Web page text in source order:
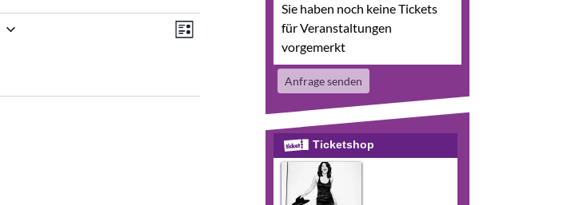
Ansichten-
Navigation
Veranstaltung
Ansichten-
Navigation
Liste
Sie haben noch keine Tickets
für Veranstaltungen
vorgemerkt
Anfrage senden
Ticketshop